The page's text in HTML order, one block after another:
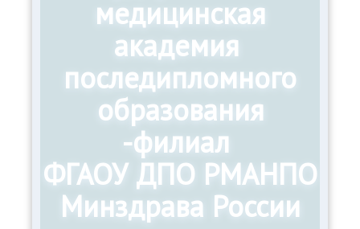
медицинская
академия
последипломного
образования
-филиал
ФГАОУ ДПО РМАНПО
Минздрава России